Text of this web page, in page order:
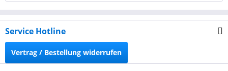
Service Hotline
Vertrag / Bestellung widerrufen